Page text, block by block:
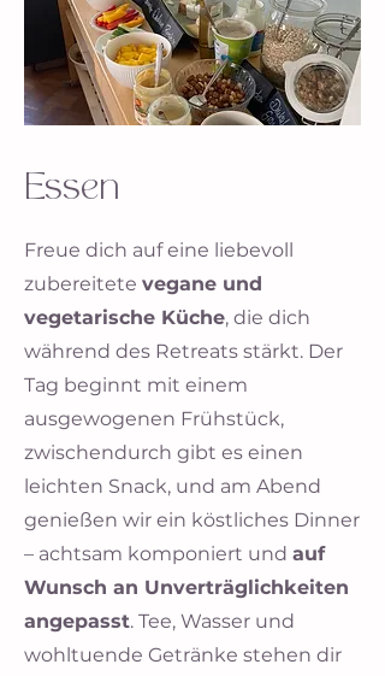
Essen
Freue dich auf eine liebevoll
zubereitete vegane und
vegetarische Küche, die dich
während des Retreats stärkt. Der
Tag beginnt mit einem
ausgewogenen Frühstück,
zwischendurch gibt es einen
leichten Snack, und am Abend
genießen wir ein köstliches Dinner
– achtsam komponiert und auf
Wunsch an Unverträglichkeiten
angepasst. Tee, Wasser und
wohltuende Getränke stehen dir